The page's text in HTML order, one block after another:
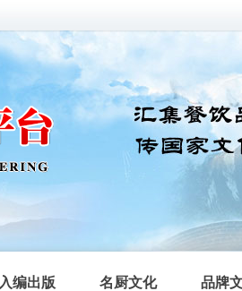
入编出版 名厨文化 品牌